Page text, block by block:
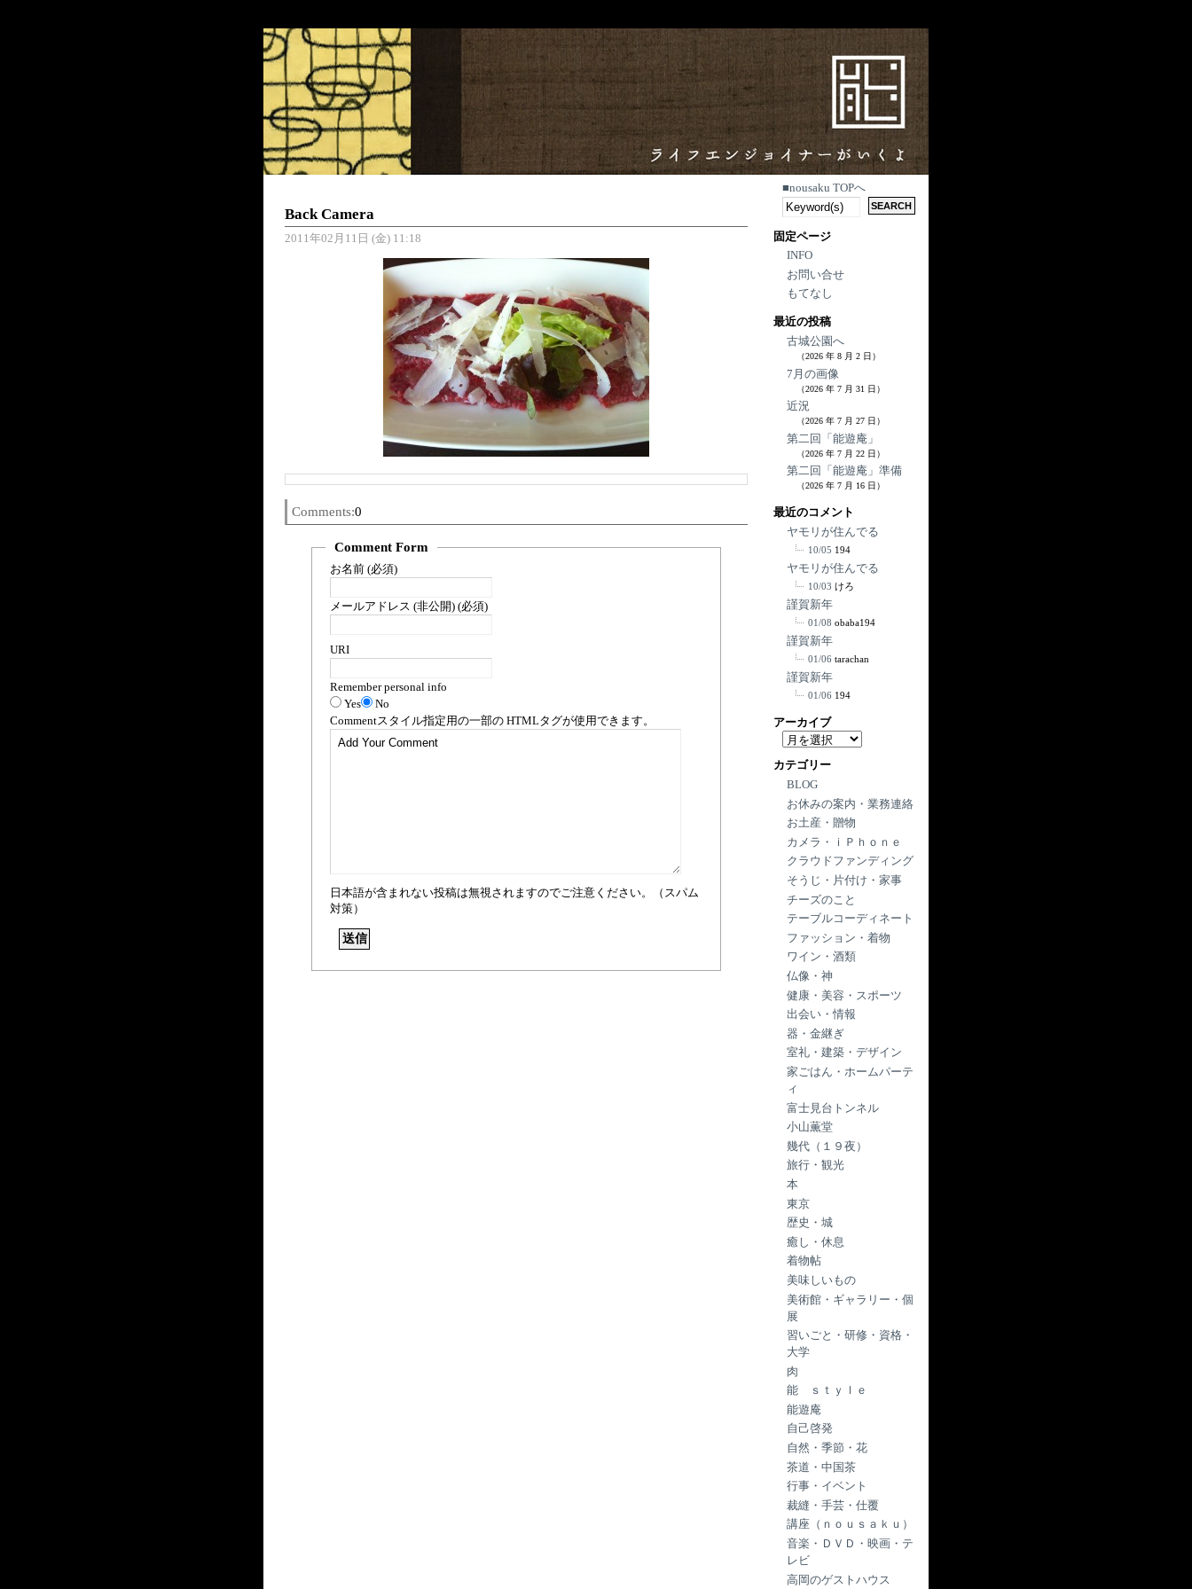
Back Camera
2011年02月11日 (金) 11:18
Comments:0
Comment Form
お名前 (必須)
メールアドレス (非公開) (必須)
URI
Remember personal info
Yes
No
Commentスタイル指定用の一部の HTMLタグが使用できます。
日本語が含まれない投稿は無視されますのでご注意ください。（スパム
対策）
■nousaku TOPへ
固定ページ
INFO
お問い合せ
もてなし
最近の投稿
古城公園へ
（2026 年 8 月 2 日）
7月の画像
（2026 年 7 月 31 日）
近況
（2026 年 7 月 27 日）
第二回「能遊庵」
（2026 年 7 月 22 日）
第二回「能遊庵」準備
（2026 年 7 月 16 日）
最近のコメント
ヤモリが住んでる
10/05 194
ヤモリが住んでる
10/03 けろ
謹賀新年
01/08 obaba194
謹賀新年
01/06 tarachan
謹賀新年
01/06 194
アーカイブ
ア
カ
イ
ブ
カテゴリー
BLOG
お休みの案内・業務連絡
お土産・贈物
カメラ・ｉＰｈｏｎｅ
クラウドファンディング
そうじ・片付け・家事
チーズのこと
テーブルコーディネート
ファッション・着物
ワイン・酒類
仏像・神
健康・美容・スポーツ
出会い・情報
器・金継ぎ
室礼・建築・デザイン
家ごはん・ホームパーテ
ィ
富士見台トンネル
小山薫堂
幾代（１９夜）
旅行・観光
本
東京
歴史・城
癒し・休息
着物帖
美味しいもの
美術館・ギャラリー・個
展
習いごと・研修・資格・
大学
肉
能 ｓｔｙｌｅ
能遊庵
自己啓発
自然・季節・花
茶道・中国茶
行事・イベント
裁縫・手芸・仕覆
講座（ｎｏｕｓａｋｕ）
音楽・ＤＶＤ・映画・テ
レビ
高岡のゲストハウス